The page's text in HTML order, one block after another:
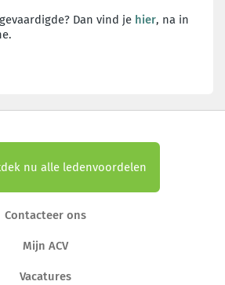
Dan vind je hier, na in
nu alle ledenvoordelen
Contacteer ons
Mijn ACV
Vacatures